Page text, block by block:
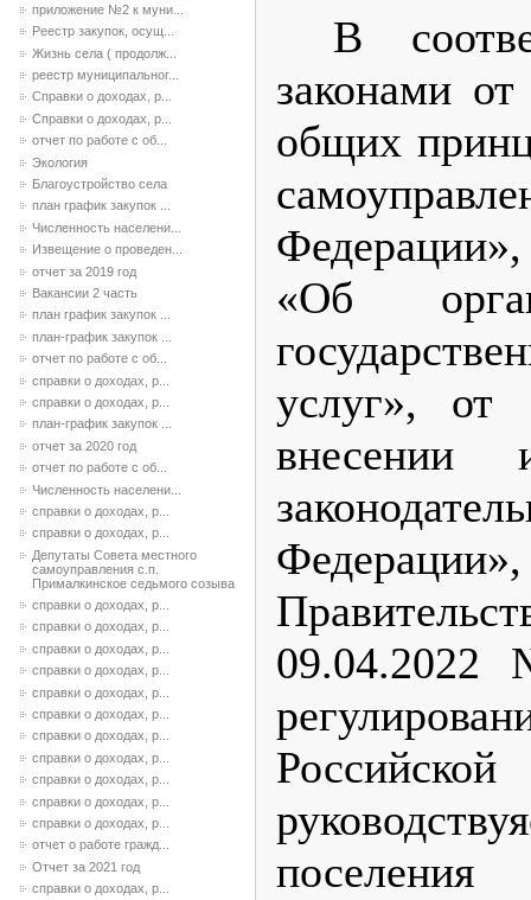
приложение №2 к муни...
Реестр закупок, осущ...
Жизнь села ( продолж...
реестр муниципальног...
Справки о доходах, р...
Справки о доходах, р...
отчет по работе с об...
Экология
Благоустройство села
план график закупок ...
Численность населени...
Извещение о проведен...
отчет за 2019 год
Вакансии 2 часть
план график закупок ...
план-график закупок ...
отчет по работе с об...
справки о доходах, р...
справки о доходах, р...
план-график закупок ...
отчет за 2020 год
отчет по работе с об...
Численность населени...
справки о доходах, р...
справки о доходах, р...
Депутаты Совета местного
самоуправления с.п.
Прималкинское седьмого созыва
справки о доходах, р...
справки о доходах, р...
справки о доходах, р...
справки о доходах, р...
справки о доходах, р...
справки о доходах, р...
справки о доходах, р...
справки о доходах, р...
справки о доходах, р...
справки о доходах, р...
справки о доходах, р...
отчет о работе гражд...
Отчет за 2021 год
справки о доходах, р...
В
законами
общих
«Об
услуг»,
внесении
09.04.2022